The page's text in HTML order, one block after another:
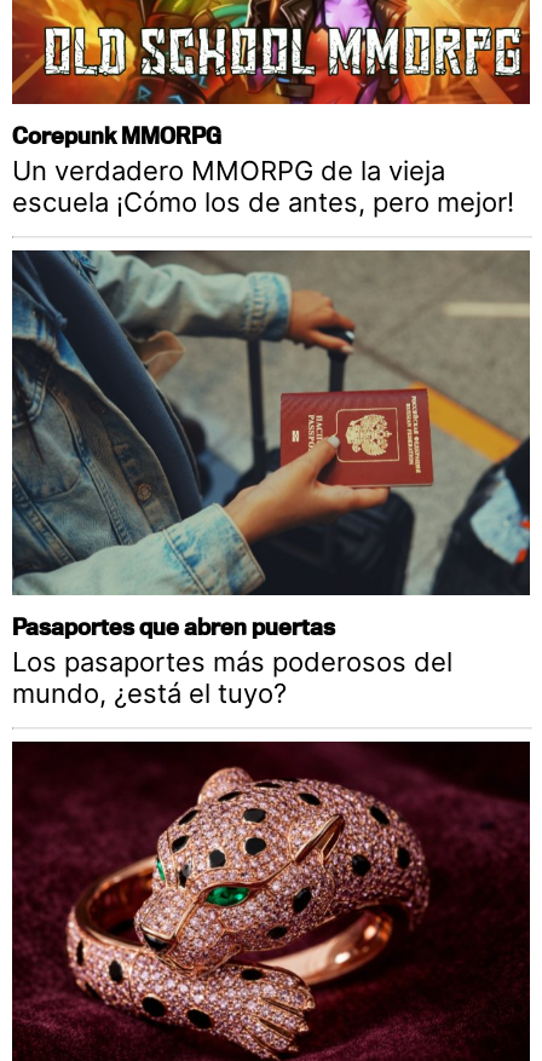
Corepunk MMORPG
Un verdadero MMORPG de la vieja
escuela ¡Cómo los de antes, pero mejor!
Pasaportes que abren puertas
Los pasaportes más poderosos del
mundo, ¿está el tuyo?